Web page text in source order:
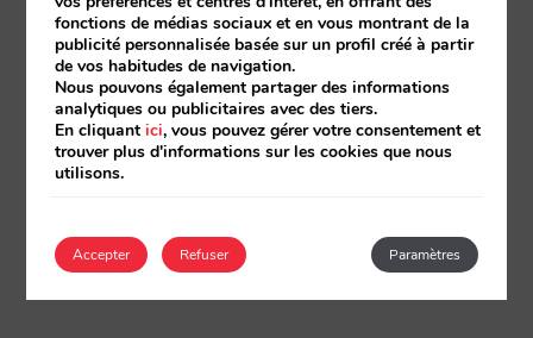
fonctions de médias sociaux et en vous montrant de la
publicité personnalisée basée sur un profil créé à partir
de vos habitudes de navigation.
Nous pouvons également partager des informations
analytiques ou publicitaires avec des tiers.
En cliquantici, vous pouvez gérer votre consentement et
trouver plus d'informations sur les cookies que nous
utilisons.
Accepter Paramètres
Refuser